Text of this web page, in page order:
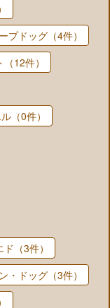
プドッグ（4件）
12件）
（0件）
（3件）
・ドッグ（3件）